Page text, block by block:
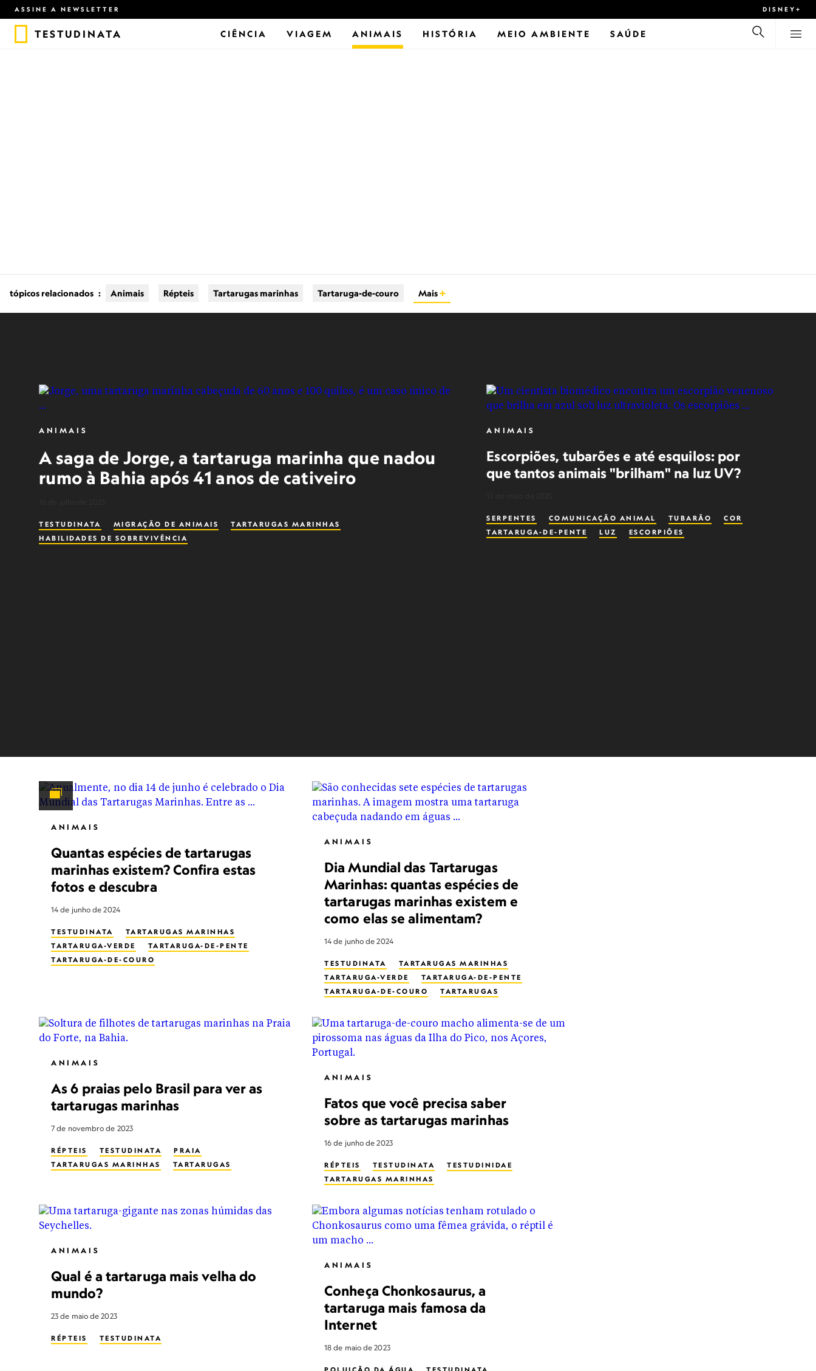
ASSINE A NEWSLETTER DISNEY+
TESTUDINATA CIÊNCIA VIAGEM ANIMAIS HISTÓRIA MEIO AMBIENTE SAÚDE
tópicos relacionados : Animais Répteis Tartarugas marinhas Tartaruga-de-couro Mais
ANIMAIS
A saga de Jorge, a tartaruga marinha que nadou
rumo à Bahia após 41 anos de cativeiro
TESTUDINATA MIGRAÇÃO DE ANIMAIS
TARTARUGAS MARINHAS
HABILIDADES DE SOBREVIVÊNCIA
ANIMAIS
Escorpiões, tubarões e até esquilos: por
que tantos animais "brilham" na luz UV?
SERPENTES COMUNICAÇÃO ANIMAL TUBARÃO
COR
TARTARUGA-DE-PENTE
LUZ ESCORPIÕES
ANIMAIS
Quantas espécies de tartarugas
marinhas existem? Confira estas
fotos e descubra
14 de junho de 2024
TESTUDINATA
TARTARUGAS MARINHAS
TARTARUGA-VERDE
TARTARUGA-DE-PENTE
TARTARUGA-DE-COURO
ANIMAIS
Dia Mundial das Tartarugas
Marinhas: quantas espécies de
tartarugas marinhas existem e
como elas se alimentam?
14 de junho de 2024
TESTUDINATA
TARTARUGAS MARINHAS
TARTARUGA-VERDE
TARTARUGA-DE-PENTE
TARTARUGA-DE-COURO
TARTARUGAS
ANIMAIS
As 6 praias pelo Brasil para ver as
tartarugas marinhas
7 de novembro de 2023
RÉPTEIS TESTUDINATA
PRAIA
TARTARUGAS MARINHAS
TARTARUGAS
ANIMAIS
Fatos que você precisa saber
sobre as tartarugas marinhas
16 de junho de 2023
RÉPTEIS TESTUDINATA
TESTUDINIDAE
TARTARUGAS MARINHAS
ANIMAIS
Qual é a tartaruga mais velha do
mundo?
23 de maio de 2023
RÉPTEIS TESTUDINATA
ANIMAIS
Conheça Chonkosaurus, a
tartaruga mais famosa da
Internet
18 de maio de 2023